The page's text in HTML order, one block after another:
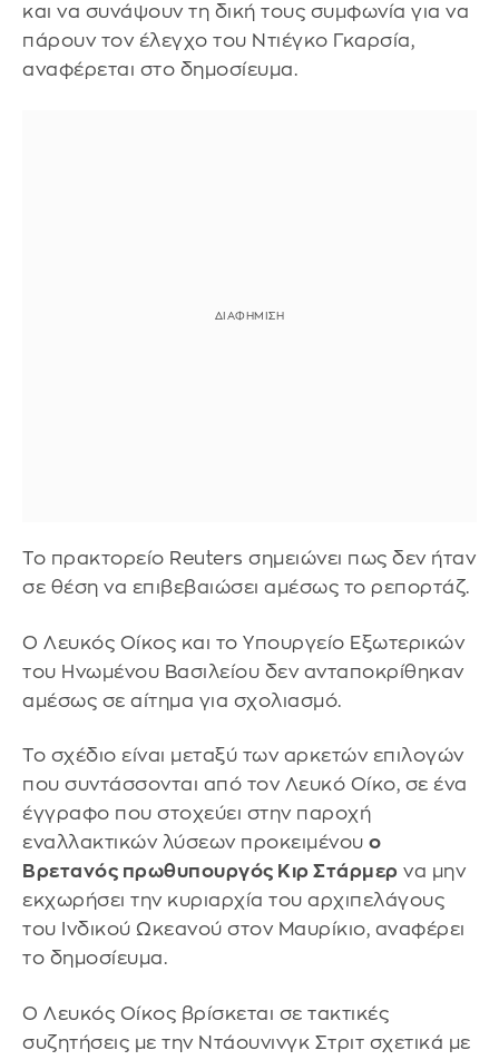
και να συνάψουν τη δική τους συμφωνία για να
πάρουν τον έλεγχο του Ντιέγκο Γκαρσία,
αναφέρεται στο δημοσίευμα.
Το πρακτορείο Reuters σημειώνει πως δεν ήταν
σε θέση να επιβεβαιώσει αμέσως το ρεπορτάζ.
Ο Λευκός Οίκος και το Υπουργείο Εξωτερικών
του Ηνωμένου Βασιλείου δεν ανταποκρίθηκαν
αμέσως σε αίτημα για σχολιασμό.
Το σχέδιο είναι μεταξύ των αρκετών επιλογών
που συντάσσονται από τον Λευκό Οίκο, σε ένα
έγγραφο που στοχεύει στην παροχή
εναλλακτικών λύσεων προκειμένου ο
Βρετανός πρωθυπουργός Κιρ Στάρμερ να μην
εκχωρήσει την κυριαρχία του αρχιπελάγους
του Ινδικού Ωκεανού στον Μαυρίκιο, αναφέρει
το δημοσίευμα.
Ο Λευκός Οίκος βρίσκεται σε τακτικές
συζητήσεις με την Ντάουνινγκ Στριτ σχετικά με